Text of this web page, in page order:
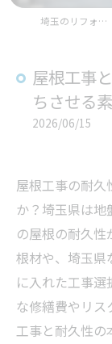
埼玉のリフォームならおうちドクター
屋根工事
ちさせる
2026/06/15
屋根工事の耐
か？埼玉県は
の屋根の耐久性
根材や、埼玉県
に入れた工事
な修繕費やリス
工事と耐久性の